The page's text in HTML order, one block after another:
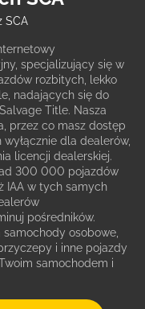
SCA
specjalizujący się w
rozbitych, lekko
nadających się do
Title. Nasza
przez co masz dostęp
dla dealerów,
licencji dealerskiej.
300 000 pojazdów
IAA w tych samych
pośredników.
osobowe,
i inne pojazdy
samochodem i